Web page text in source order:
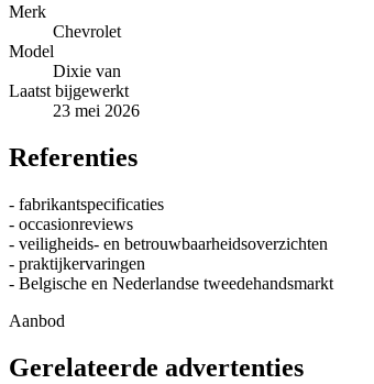
Merk
Chevrolet
Model
Dixie van
Laatst bijgewerkt
23 mei 2026
Referenties
- fabrikantspecificaties
- occasionreviews
- veiligheids- en betrouwbaarheidsoverzichten
- praktijkervaringen
- Belgische en Nederlandse tweedehandsmarkt
Aanbod
Gerelateerde advertenties